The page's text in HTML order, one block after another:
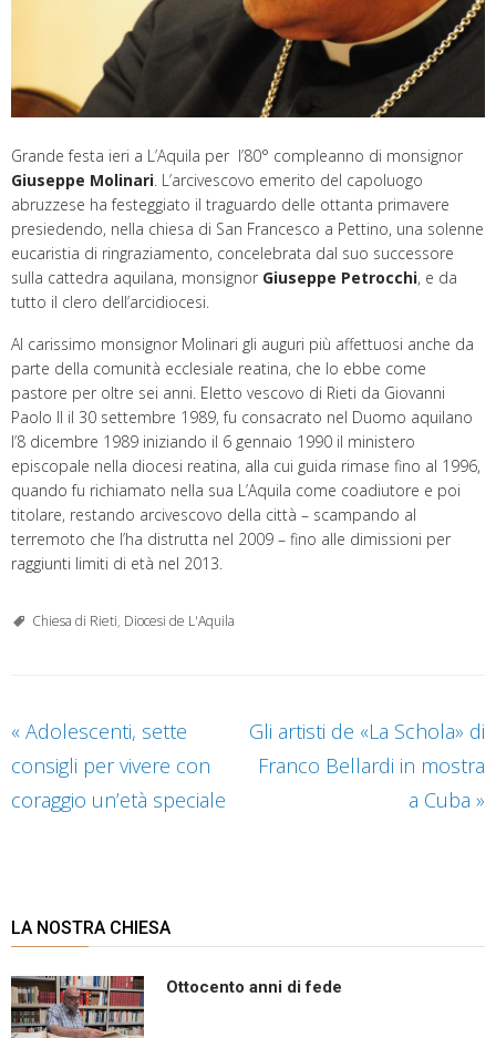
Grande festa ieri a L’Aquila per l’80° compleanno di monsignor
Giuseppe Molinari. L’arcivescovo emerito del capoluogo
abruzzese ha festeggiato il traguardo delle ottanta primavere
presiedendo, nella chiesa di San Francesco a Pettino, una solenne
eucaristia di ringraziamento, concelebrata dal suo successore
sulla cattedra aquilana, monsignor Giuseppe Petrocchi, e da
tutto il clero dell’arcidiocesi.
Al carissimo monsignor Molinari gli auguri più affettuosi anche da
parte della comunità ecclesiale reatina, che lo ebbe come
pastore per oltre sei anni. Eletto vescovo di Rieti da Giovanni
Paolo II il 30 settembre 1989, fu consacrato nel Duomo aquilano
l’8 dicembre 1989 iniziando il 6 gennaio 1990 il ministero
episcopale nella diocesi reatina, alla cui guida rimase fino al 1996,
quando fu richiamato nella sua L’Aquila come coadiutore e poi
titolare, restando arcivescovo della città – scampando al
terremoto che l’ha distrutta nel 2009 – fino alle dimissioni per
raggiunti limiti di età nel 2013.
Chiesa di Rieti, Diocesi de L'Aquila
« Adolescenti, sette
consigli per vivere con
coraggio un’età speciale
Gli artisti de «La Schola» di
Franco Bellardi in mostra
a Cuba »
LA NOSTRA CHIESA
Ottocento anni di fede